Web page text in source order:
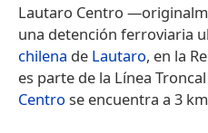
Lautaro Centro
una detención ferroviaria
chilena de Lautaro, en la
es parte de la Línea Troncal
Centro se encuentra a 3